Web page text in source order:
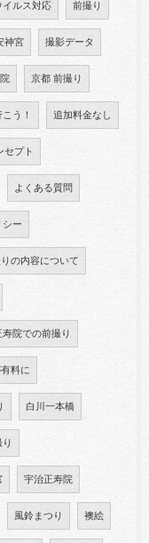
イルス対応 前撮り
神宮 撮影データ
京都 前撮り
う！ 追加料金なし
セプト
よくある質問
シー
の内容について
寿院での前撮り
料に
白川一本橋
宇治正寿院
風鈴まつり 襖絵